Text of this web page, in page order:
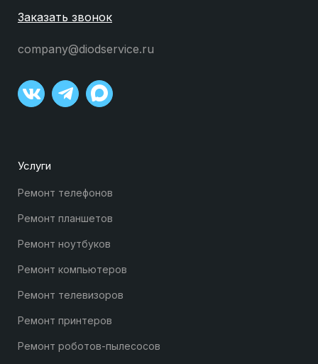
Заказать звонок
company@diodservice.ru
Услуги
Ремонт телефонов
Ремонт планшетов
Ремонт ноутбуков
Ремонт компьютеров
Ремонт телевизоров
Ремонт принтеров
Ремонт роботов-пылесосов